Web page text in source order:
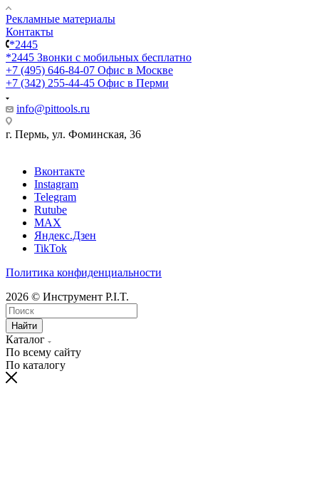
Рекламные материалы
Контакты
*2445
*2445 Звонки с мобильных бесплатно
+7 (495) 646-84-07 Офис в Москве
+7 (342) 255-44-45 Офис в Перми
info@pittools.ru
г. Пермь, ул. Фоминская, 36
Вконтакте
Instagram
Telegram
Rutube
MAX
Яндекс.Дзен
TikTok
Политика конфиденциальности
2026 © Инструмент P.I.T.
Найти
Каталог
По всему сайту
По каталогу